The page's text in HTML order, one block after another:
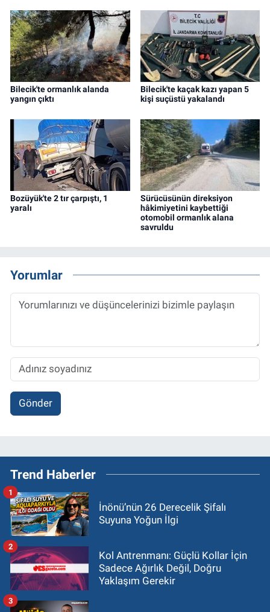
Bilecik'te ormanlık alanda
yangın çıktı
Bilecik'te kaçak kazı yapan 5
kişi suçüstü yakalandı
Bozüyük'te 2 tır çarpıştı, 1
yaralı
Sürücüsünün direksiyon
hâkimiyetini kaybettiği
otomobil ormanlık alana
savruldu
Yorumlar
Gönder
Trend Haberler
İnönü’nün 26 Derecelik Şifalı
Suyuna Yoğun İlgi
1
Kol Antrenmanı: Güçlü Kollar İçin
Sadece Ağırlık Değil, Doğru
Yaklaşım Gerekir
2
3